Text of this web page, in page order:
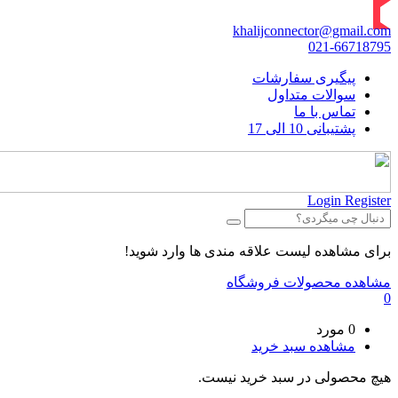
khalijconnector@gmail.com
021-66718795
پیگیری سفارشات
سوالات متداول
تماس با ما
پشتیبانی 10 الی 17
Login Register
برای مشاهده لیست علاقه مندی ها وارد شوید!
مشاهده محصولات فروشگاه
0
0 مورد
مشاهده سبد خرید
هیچ محصولی در سبد خرید نیست.